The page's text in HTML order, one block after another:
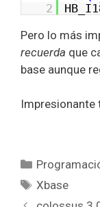
2
Pero lo más
recuerda que
base aunque
Impresionante
Categorías
Etiquetas
Xbase